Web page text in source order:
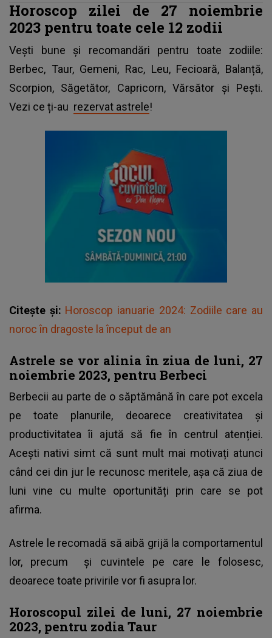
Horoscop zilei de 27 noiembrie
2023 pentru toate cele 12 zodii
Vești bune și recomandări pentru toate zodiile:
Berbec, Taur, Gemeni, Rac, Leu, Fecioară, Balanță,
Scorpion, Săgetător, Capricorn, Vărsător și Pești.
Vezi ce ți-au rezervat astrele!
Citește și: Horoscop ianuarie 2024: Zodiile care au
noroc în dragoste la început de an
Astrele se vor alinia în ziua de luni, 27
noiembrie 2023, pentru Berbeci
Berbecii au parte de o săptămână în care pot excela
pe toate planurile, deoarece creativitatea și
productivitatea îi ajută să fie în centrul atenției.
Acești nativi simt că sunt mult mai motivați atunci
când cei din jur le recunosc meritele, așa că ziua de
luni vine cu multe oportunități prin care se pot
afirma.
Astrele le recomadă să aibă grijă la comportamentul
lor, precum și cuvintele pe care le folosesc,
deoarece toate privirile vor fi asupra lor.
Horoscopul zilei de luni, 27 noiembrie
2023, pentru zodia Taur